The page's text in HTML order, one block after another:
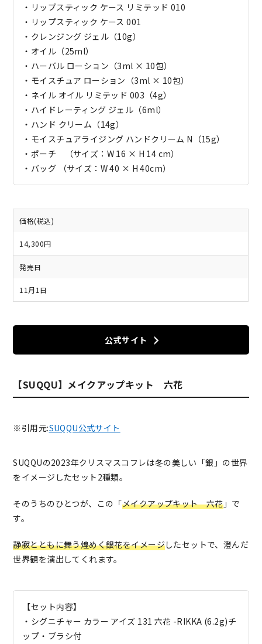
・リップスティック ケース リミテッド 010
・リップスティック ケース 001
・クレンジング ジェル（10g）
・オイル（25ml）
・ハーバル ローション（3ml × 10包）
・モイスチュア ローション（3ml × 10包）
・ネイル オイル リミテッド 003（4g）
・ハイドレーティング ジェル（6ml）
・ハンド クリーム（14g）
・モイスチュアライジング ハンドクリーム N（15g）
・ポーチ （サイズ：W 16 × H 14 cm）
・バッグ （サイズ：W 40 × H 40cm）
価格(税込)
14,300円
発売日
11月1日
公式サイト
【SUQQU】メイクアップキット 六花
※引用元:SUQQU公式サイト
SUQQUの2023年クリスマスコフレは冬の美しい「銀」の世界
をイメージしたセット2種類。
そのうちのひとつが、この「メイクアップキット 六花」で
す。
静寂とともに舞う煌めく銀花をイメージしたセットで、澄んだ
世界観を演出してくれます。
【セット内容】
・シグニチャー カラー アイズ 131 六花 -RIKKA (6.2g)チ
ップ・ブラシ付